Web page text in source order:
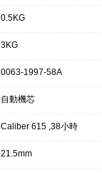
0.5KG
3KG
0063-1997-58A
自動機芯
Caliber 615 ,38小時
21.5mm